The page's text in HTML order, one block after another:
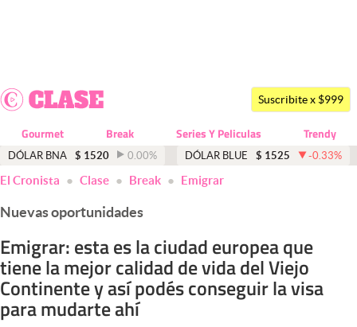
Dólar
Economía y Política
Finanzas y Mercados
Mercados Online
Negocios
Columnistas
Otras secciones
Suscribite x $999
Gourmet Break Series Y Peliculas Trendy
DÓLAR BNA $ 1520 0.00% DÓLAR BLUE $ 1525 -0.33%
El Cronista Clase Break Emigrar
Nuevas oportunidades
Emigrar: esta es la ciudad europea que
tiene la mejor calidad de vida del Viejo
Continente y así podés conseguir la visa
para mudarte ahí